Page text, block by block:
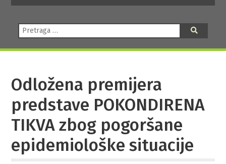
Pretraga:
Odložena premijera
predstave POKONDIRENA
TIKVA zbog pogoršane
epidemiološke situacije